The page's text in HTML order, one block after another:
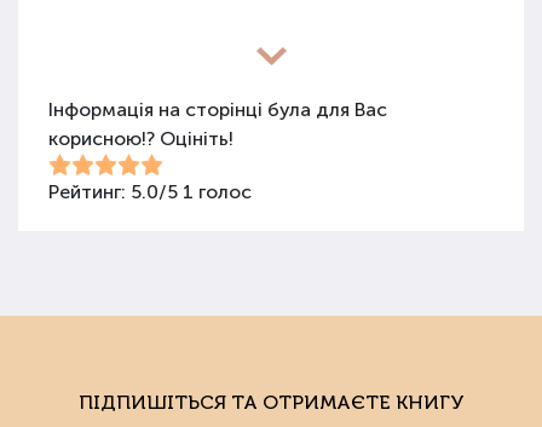
Різновиди засобів для покращення
Для покращення поживних якостей ґрунту
використовуються різні види засобів: мінеральні
добрива, органічні суміші, засоби змішаного типу,
Органічні добрива
походження: гній, пташиний послід, перегній, компост,
Інформація на сторінці була для Вас
корисною!? Оцініть!
Рейтинг: 5.0/5 1 голос
ПІДПИШІТЬСЯ ТА ОТРИМАЄТЕ КНИГУ